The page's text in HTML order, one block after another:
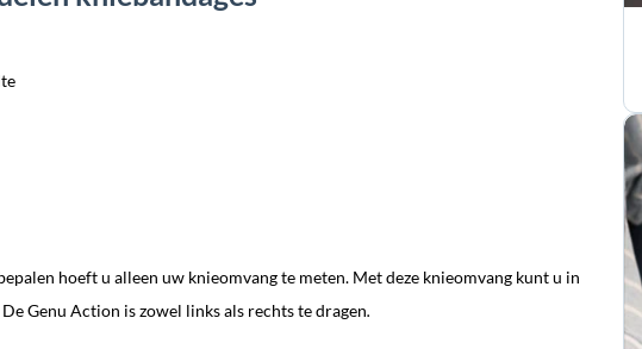
hoeft u alleen uw knieomvang te meten. Met deze knieomvang kunt u in
Genu Action is zowel links als rechts te dragen.